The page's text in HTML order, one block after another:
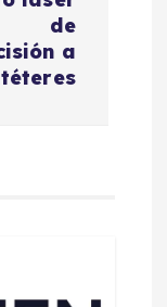
de
a